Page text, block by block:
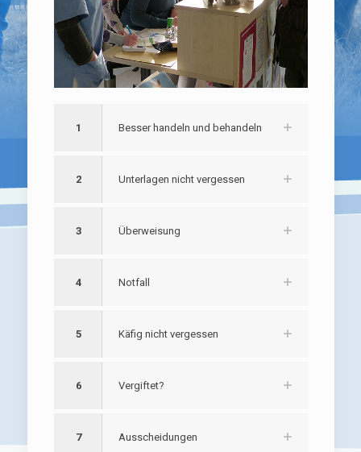
1 Besser handeln und behandeln
2 Unterlagen nicht vergessen
3 Überweisung
4 Notfall
5 Käfig nicht vergessen
6 Vergiftet?
7 Ausscheidungen